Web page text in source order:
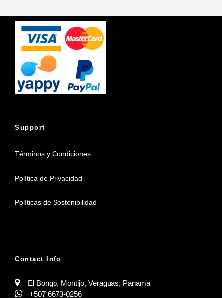
Support
Términos y Condiciones
Política de Privacidad
Políticas de Sostenibilidad
Contact Info
El Bongo, Montijo, Veraguas, Panama
+507 6673-0256